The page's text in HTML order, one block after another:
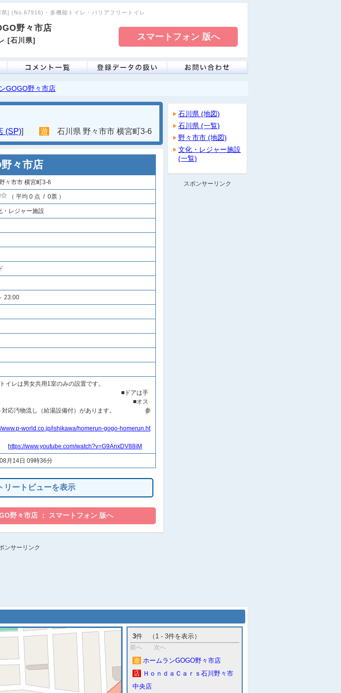
] (No.67916) - 多機能トイレ・バリアフリートイレ
野々市店
[石川県]
GOGO野々市店
(SP)] 遊 石川県 野々市市 横宮町3-6
石川県 (地図)
石川県 (一覧)
野々市市 (地図)
文化・レジャー施設
(一覧)
スポンサーリンク
々市店
々市市 横宮町3-6
（ 平均 0 点 / 0票 ）
・レジャー施設
23:00
トイレは男女共用1室のみの設置です。
ドアは手
です。 ■オス
対応汚物流し（給湯設備付）があります。 参
URL
www.p-world.co.jp/ishikawa/homerun-gogo-homerun.ht
https://www.youtube.com/watch?v=G9AnxDV88iM
月14日 09時36分
リートビューを表示
ンサーリンク
3件 （1 - 3件を表示）
前へ 次へ
遊 ホームランGOGO野々市店
店 ＨｏｎｄａＣａｒｓ石川野々市
中央店